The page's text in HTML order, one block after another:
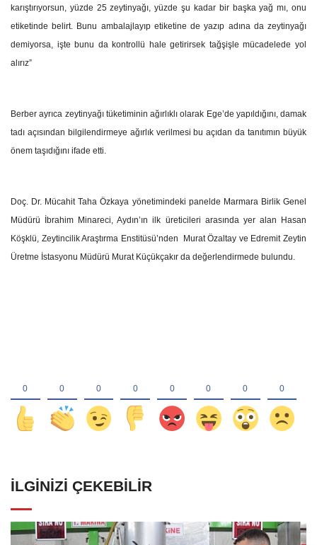
karıştırıyorsun, yüzde 25 zeytinyağı, yüzde şu kadar bir başka yağ mı, onu
etiketinde belirt. Bunu ambalajlayıp etiketine de yazıp adına da zeytinyağı
demiyorsa, işte bunu da kontrollü hale getirirsek tağşişle mücadelede yol
alırız”
Berber ayrıca zeytinyağı tüketiminin ağırlıklı olarak Ege’de yapıldığını, damak
tadı açısından bilgilendirmeye ağırlık verilmesi bu açıdan da tanıtımın büyük
önem taşıdığını ifade etti.
Doç. Dr. Mücahit Taha Özkaya yönetimindeki panelde Marmara Birlik Genel
Müdürü İbrahim Minareci, Aydın’ın ilk üreticileri arasında yer alan Hasan
Köşklü, Zeytincilik Araştırma Enstitüsü’nden Murat Özaltay ve Edremit Zeytin
Üretme İstasyonu Müdürü Murat Küçükçakır da değerlendirmede bulundu.
İLGINIZI ÇEKEBILIR